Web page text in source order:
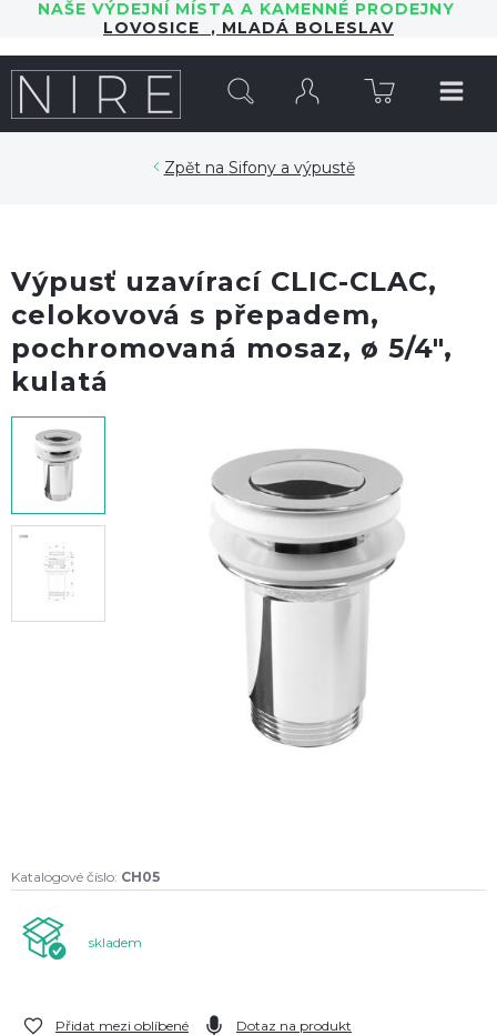
NAŠE VÝDEJNÍ MÍSTA A KAMENNÉ PRODEJNY
LOVOSICE , MLADÁ BOLESLAV
Sifony a výpustě
Výpusť uzavírací CLIC-CLAC,
celokovová s přepadem,
pochromovaná mosaz, ø 5/4",
kulatá
Katalogové číslo: CH05
skladem
Přidat mezi oblíbené Dotaz na produkt